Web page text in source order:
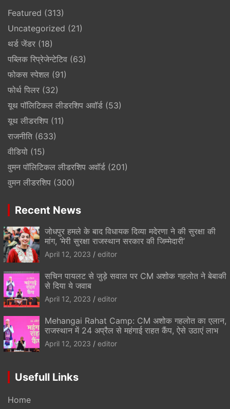
Featured (313)
Uncategorized (21)
थर्ड जेंडर (18)
पब्लिक रिप्रेजेन्टेटिव (63)
फोकस स्पेशल (91)
फोर्थ पिलर (32)
यूथ पॉलिटिकल लीडरशिप अवॉर्ड (53)
यूथ लीडरशिप (11)
राजनीति (633)
वीडियो (15)
वुमन पॉलिटिकल लीडरशिप अवॉर्ड (201)
वुमन लीडरशिप (300)
Recent News
जोधपुर हमले के बाद विधायक दिव्या मदेरणा ने की सुरक्षा की
मांग, ‘मेरी सुरक्षा राजस्थान सरकार की जिम्मेदारी’
April 12, 2023 editor
सचिन पायलट से जुड़े सवाल पर CM अशोक गहलोत ने बेबाकी
से दिया ये जवाब
April 12, 2023 editor
Mehangai Rahat Camp: CM अशोक गहलोत का एलान,
राजस्थान में 24 अप्रैल से महंगाई राहत कैंप, ऐसे उठाएं लाभ
April 12, 2023 editor
Usefull Links
Home